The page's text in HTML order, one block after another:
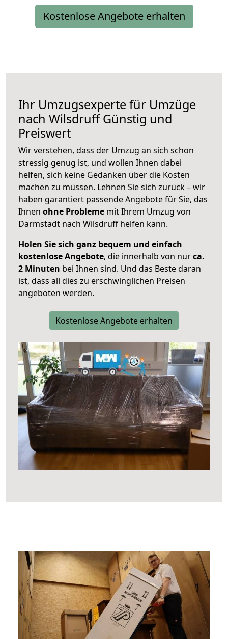
Kostenlose Angebote erhalten
Ihr Umzugsexperte für Umzüge
nach WilsdruffGünstig und
Preiswert
Wir verstehen, dass der Umzug an sich schon
stressig genug ist, und wollen Ihnen dabei
helfen, sich keine Gedanken über die Kosten
machen zu müssen. Lehnen Sie sich zurück – wir
haben garantiert passende Angebote für Sie, das
Ihnen ohne Probleme mit Ihrem Umzug von
Darmstadt nach Wilsdruff helfen kann.
Holen Sie sich ganz bequem und einfach
kostenlose Angebote, die innerhalb von nurca.
2 Minuten bei Ihnen sind. Und das Beste daran
ist, dass all dies zu erschwinglichen Preisen
angeboten werden.
Kostenlose Angebote erhalten